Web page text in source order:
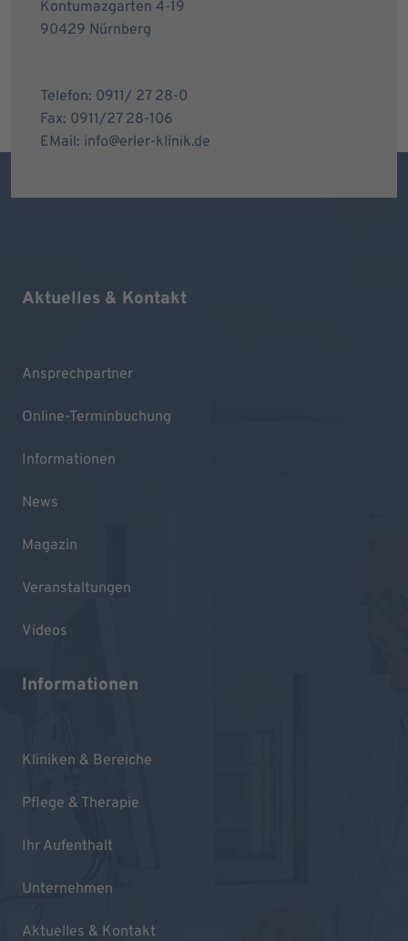
Kontumazgarten 4-19
90429 Nürnberg
Telefon: 0911/ 27 28-0
Fax: 0911/27 28-106
EMail: info@erler-klinik.de
Aktuelles & Kontakt
Ansprechpartner
Online-Terminbuchung
Informationen
News
Magazin
Veranstaltungen
Videos
Informationen
Kliniken & Bereiche
Pflege & Therapie
Ihr Aufenthalt
Unternehmen
Aktuelles & Kontakt